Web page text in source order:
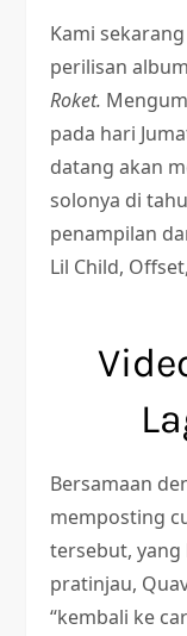
Kami
perilisan
Roket.
pada hari
datang akan
solonya di
penampilan
Lil Child,
Bersamaan
memposting
tersebut,
pratinjau,
“kembali ke